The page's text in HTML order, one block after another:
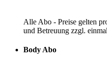
Alle Abo - Preise gelten
und Betreuung zzgl.
Body Abo